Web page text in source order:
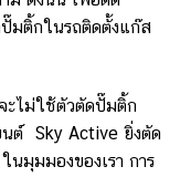
มติ้กในรถติดตั้งแก๊ส
ะไม่ใช้ตัวตัดปั๊มติ้ก
นต์ Sky Active ยิ่งตัด
นมุมมองของเรา การ